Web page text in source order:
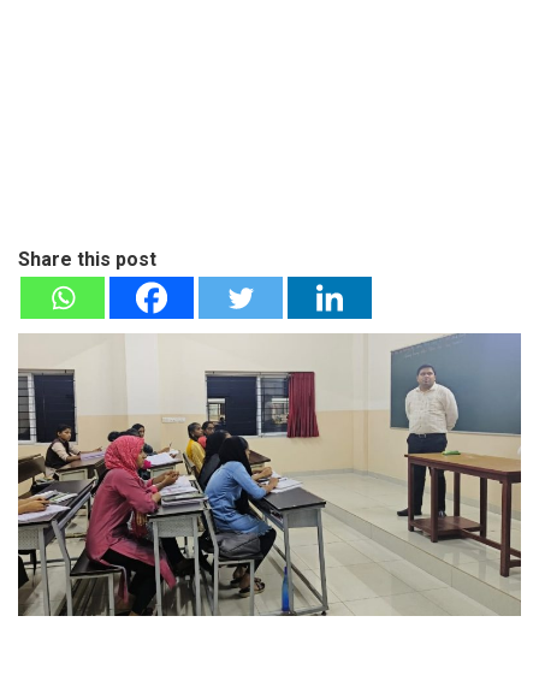
Share this post